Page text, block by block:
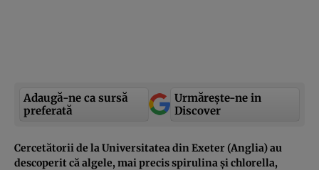
Adaugă-ne ca sursă
preferată
Urmărește-ne in
Discover
Cercetătorii de la Universitatea din Exeter (Anglia) au
descoperit că algele, mai precis spirulina și chlorella,